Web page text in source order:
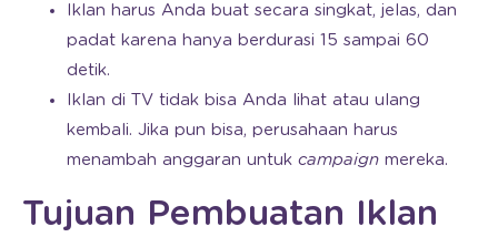
Iklan harus Anda buat secara singkat, jelas, dan
padat karena hanya berdurasi 15 sampai 60
detik.
Iklan di TV tidak bisa Anda lihat atau ulang
kembali. Jika pun bisa, perusahaan harus
menambah anggaran untuk campaign mereka.
Tujuan Pembuatan Iklan